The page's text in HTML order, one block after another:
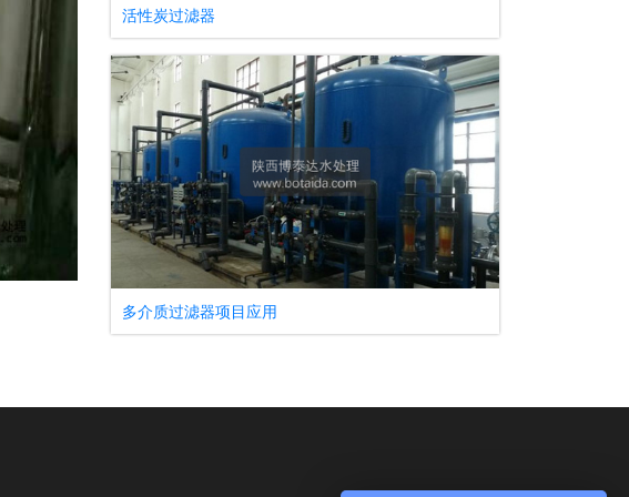
活性炭过滤器
多介质过滤器项目应用